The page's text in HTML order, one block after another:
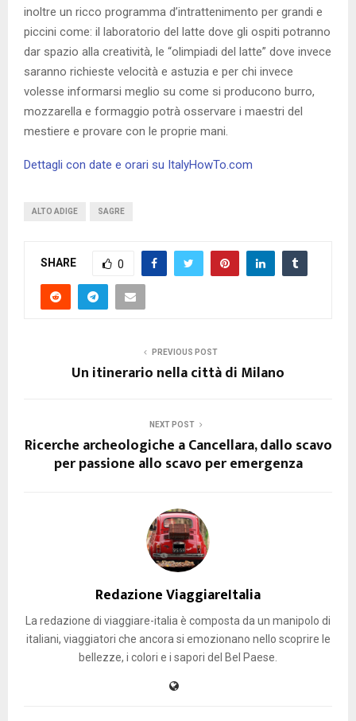
inoltre un ricco programma d’intrattenimento per grandi e
piccini come: il laboratorio del latte dove gli ospiti potranno
dar spazio alla creatività, le “olimpiadi del latte” dove invece
saranno richieste velocità e astuzia e per chi invece
volesse informarsi meglio su come si producono burro,
mozzarella e formaggio potrà osservare i maestri del
mestiere e provare con le proprie mani.
Dettagli con date e orari su ItalyHowTo.com
ALTO ADIGE SAGRE
SHARE 0
PREVIOUS POST
Un itinerario nella città di Milano
NEXT POST
Ricerche archeologiche a Cancellara, dallo scavo
per passione allo scavo per emergenza
Redazione ViaggiareItalia
La redazione di viaggiare-italia è composta da un manipolo di
italiani, viaggiatori che ancora si emozionano nello scoprire le
bellezze, i colori e i sapori del Bel Paese.